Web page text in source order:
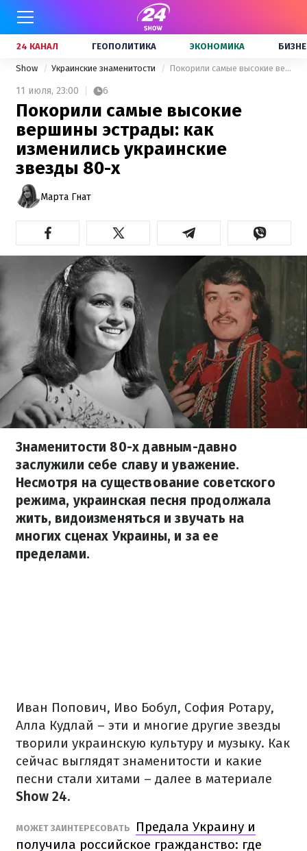
24 КАНАЛ ГЕОПОЛИТИКА ЭКОНОМИКА
Show Украинские знаменитости Покорили самые высокие вершины эстрады: как изменились украинские звезды 80-х
11 июля, 23:00 6
Покорили самые высокие
вершины эстрады: как
изменились украинские
звезды 80-х
Марта Гнат
Знаменитости 80-х давным-давно
заслужили себе славу и уважение.
Несмотря на существование советского
режима, украинская песня продолжала
жить, видоизменяться и звучать на
многих сценах Украины, и за ее
пределами.
Иван Попович, Иво Бобул, София Ротару,
Алла Кудлай – эти и многие другие звезды
творили украинскую культуру и музыку. Как
сейчас выглядят знаменитости и какие
песни стали хитами – далее в материале
Show 24.
МОЖЕТ ЗАИНТЕРЕСОВАТЬ
Предала Украину и
получила российское гражданство: где